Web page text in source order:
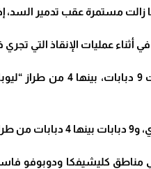
تدمير السد، إذ لا يزال هناك 29 شخصا
عمليات الإنقاذ التي